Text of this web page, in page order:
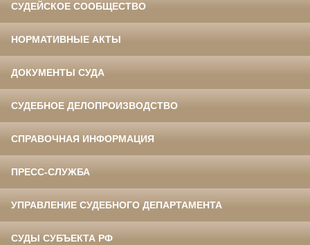
СУДЕЙСКОЕ СООБЩЕСТВО
НОРМАТИВНЫЕ АКТЫ
ДОКУМЕНТЫ СУДА
СУДЕБНОЕ ДЕЛОПРОИЗВОДСТВО
СПРАВОЧНАЯ ИНФОРМАЦИЯ
ПРЕСС-СЛУЖБА
УПРАВЛЕНИЕ СУДЕБНОГО ДЕПАРТАМЕНТА
СУДЫ СУБЪЕКТА РФ